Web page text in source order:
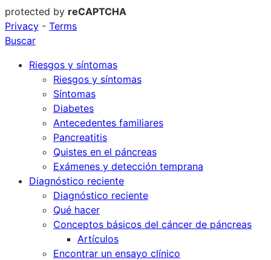
protected by reCAPTCHA
Privacy - Terms
Buscar
Riesgos y síntomas
Riesgos y síntomas
Síntomas
Diabetes
Antecedentes familiares
Pancreatitis
Quistes en el páncreas
Exámenes y detección temprana
Diagnóstico reciente
Diagnóstico reciente
Qué hacer
Conceptos básicos del cáncer de páncreas
Artículos
Encontrar un ensayo clínico